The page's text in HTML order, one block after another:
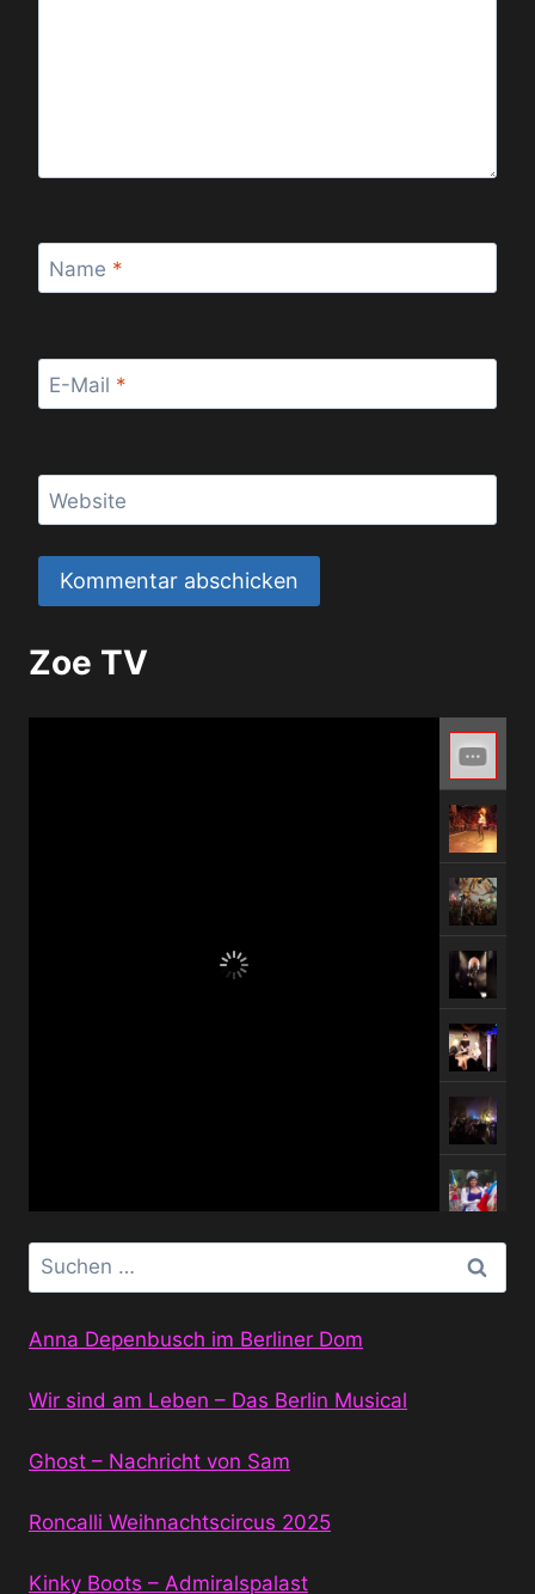
Name *
E-Mail *
Website
Zoe TV
Suchen
nach:
Anna Depenbusch im Berliner Dom
Wir sind am Leben – Das Berlin Musical
Ghost – Nachricht von Sam
Roncalli Weihnachtscircus 2025
Kinky Boots – Admiralspalast